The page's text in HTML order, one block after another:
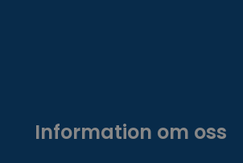
Information om oss